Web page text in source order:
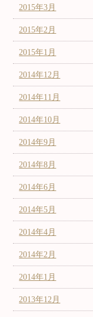
2015年3月
2015年2月
2015年1月
2014年12月
2014年11月
2014年10月
2014年9月
2014年8月
2014年6月
2014年5月
2014年4月
2014年2月
2014年1月
2013年12月